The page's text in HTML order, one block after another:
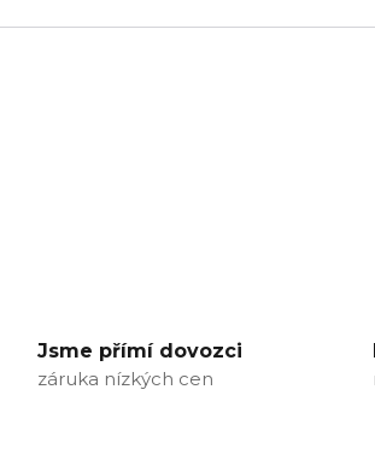
Jsme přímí dovozci
záruka nízkých cen